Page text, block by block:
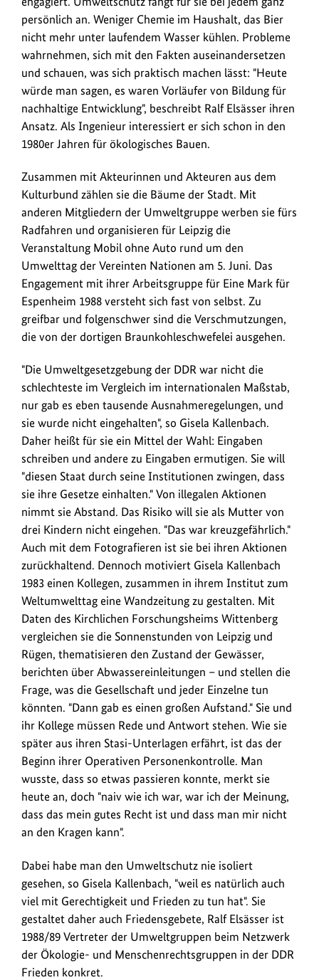
persönlich an. Weniger Chemie im Haushalt, das Bier
nicht mehr unter laufendem Wasser kühlen. Probleme
wahrnehmen, sich mit den Fakten auseinandersetzen
und schauen, was sich praktisch machen lässt: "Heute
würde man sagen, es waren Vorläufer von Bildung für
nachhaltige Entwicklung", beschreibt Ralf Elsässer ihren
Ansatz. Als Ingenieur interessiert er sich schon in den
1980er Jahren für ökologisches Bauen.
Zusammen mit Akteurinnen und Akteuren aus dem
Kulturbund zählen sie die Bäume der Stadt. Mit
anderen Mitgliedern der Umweltgruppe werben sie fürs
Radfahren und organisieren für Leipzig die
Veranstaltung Mobil ohne Auto rund um den
Umwelttag der Vereinten Nationen am 5. Juni. Das
Engagement mit ihrer Arbeitsgruppe für Eine Mark für
Espenheim 1988 versteht sich fast von selbst. Zu
greifbar und folgenschwer sind die Verschmutzungen,
die von der dortigen Braunkohleschwefelei ausgehen.
"Die Umweltgesetzgebung der DDR war nicht die
schlechteste im Vergleich im internationalen Maßstab,
nur gab es eben tausende Ausnahmeregelungen, und
sie wurde nicht eingehalten", so Gisela Kallenbach.
Daher heißt für sie ein Mittel der Wahl: Eingaben
schreiben und andere zu Eingaben ermutigen. Sie will
"diesen Staat durch seine Institutionen zwingen, dass
sie ihre Gesetze einhalten." Von illegalen Aktionen
nimmt sie Abstand. Das Risiko will sie als Mutter von
drei Kindern nicht eingehen. "Das war kreuzgefährlich."
Auch mit dem Fotografieren ist sie bei ihren Aktionen
zurückhaltend. Dennoch motiviert Gisela Kallenbach
1983 einen Kollegen, zusammen in ihrem Institut zum
Weltumwelttag eine Wandzeitung zu gestalten. Mit
Daten des Kirchlichen Forschungsheims Wittenberg
vergleichen sie die Sonnenstunden von Leipzig und
Rügen, thematisieren den Zustand der Gewässer,
berichten über Abwassereinleitungen – und stellen die
Frage, was die Gesellschaft und jeder Einzelne tun
könnten. "Dann gab es einen großen Aufstand." Sie und
ihr Kollege müssen Rede und Antwort stehen. Wie sie
später aus ihren Stasi-Unterlagen erfährt, ist das der
Beginn ihrer Operativen Personenkontrolle. Man
wusste, dass so etwas passieren konnte, merkt sie
heute an, doch "naiv wie ich war, war ich der Meinung,
dass das mein gutes Recht ist und dass man mir nicht
an den Kragen kann".
Dabei habe man den Umweltschutz nie isoliert
gesehen, so Gisela Kallenbach, "weil es natürlich auch
viel mit Gerechtigkeit und Frieden zu tun hat". Sie
gestaltet daher auch Friedensgebete, Ralf Elsässer ist
1988/89 Vertreter der Umweltgruppen beim Netzwerk
der Ökologie- und Menschenrechtsgruppen in der DDR
Frieden konkret.